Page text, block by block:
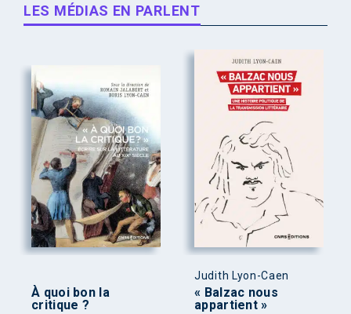
LES MÉDIAS EN PARLENT
À quoi bon la
critique ?
Judith Lyon-Caen
« Balzac nous
appartient »